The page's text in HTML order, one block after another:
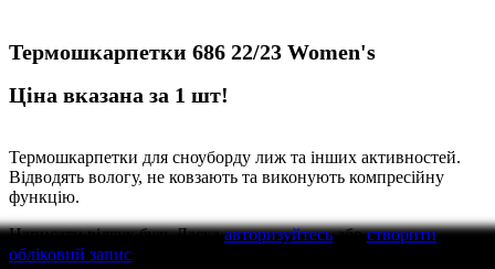
Термошкарпетки 686 22/23 Women's
Ціна вказана за 1 шт!
Термошкарпетки для сноуборду лиж та інших активностей.
Відводять вологу, не ковзають та виконують компресійну
функцію.
Написати відгукбудь Ласкаавторизуйтесьабостворити
обліковий запис